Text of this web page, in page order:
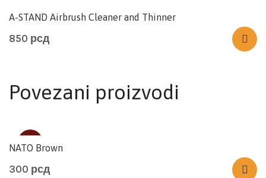
A-STAND Airbrush Cleaner and Thinner
850 рсд
Povezani proizvodi
SOLD
NATO Brown
300 рсд